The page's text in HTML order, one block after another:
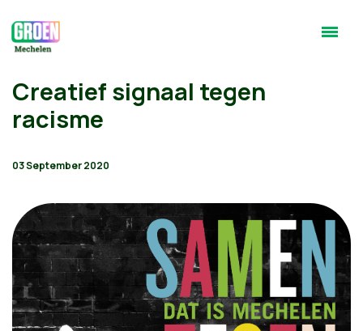
Creatief signaal tegen
racisme
03 September 2020